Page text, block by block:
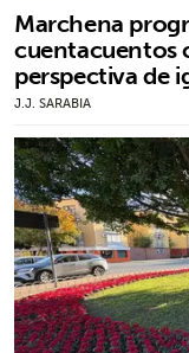
Marchena
cuentacuentos
perspectiva de
J.J. SARABIA